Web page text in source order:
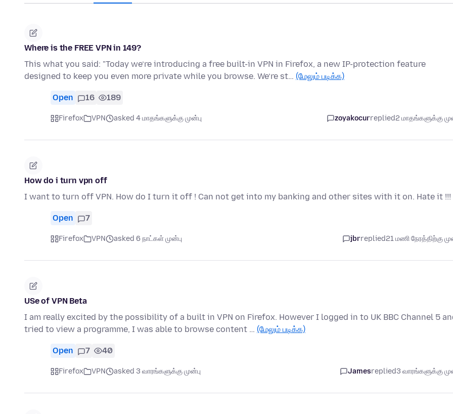
Where is the FREE VPN in 149?
This what you said: "Today we’re introducing a free built-in VPN in Firefox, a new IP-protection feature
designed to keep you even more private while you browse. We’re st… (மேலும் படிக்க)
Open 16 189
Firefox VPN asked 4 மாதங்களுக்கு முன்பு zoyakocurreplied2 மாதங்களுக்கு
How do i turn vpn off
I want to turn off VPN. How do I turn it off ! Can not get into my banking and other sites with it on. Hate it !!!
Open 7
Firefox VPN asked 6 நாட்கள் முன்பு jbrreplied21 மணி நேரத்திற்கு
USe of VPN Beta
I am really excited by the possibility of a built in VPN on Firefox. However I logged in to UK BBC Channel 5
tried to view a programme, I was able to browse content … (மேலும் படிக்க)
Open 7 40
Firefox VPN asked 3 வாரங்களுக்கு முன்பு Jamesreplied3 வாரங்களுக்கு